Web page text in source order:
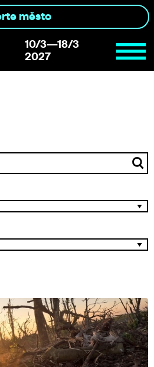
10/3—18/3
2027